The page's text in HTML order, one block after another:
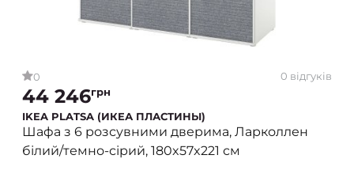
0 0 відгуків
44 246грн
IKEA PLATSA (ИКЕА ПЛАСТИНЫ)
Шафа з 6 розсувними дверима, Ларколлен
білий/темно-сірий, 180x57x221 см